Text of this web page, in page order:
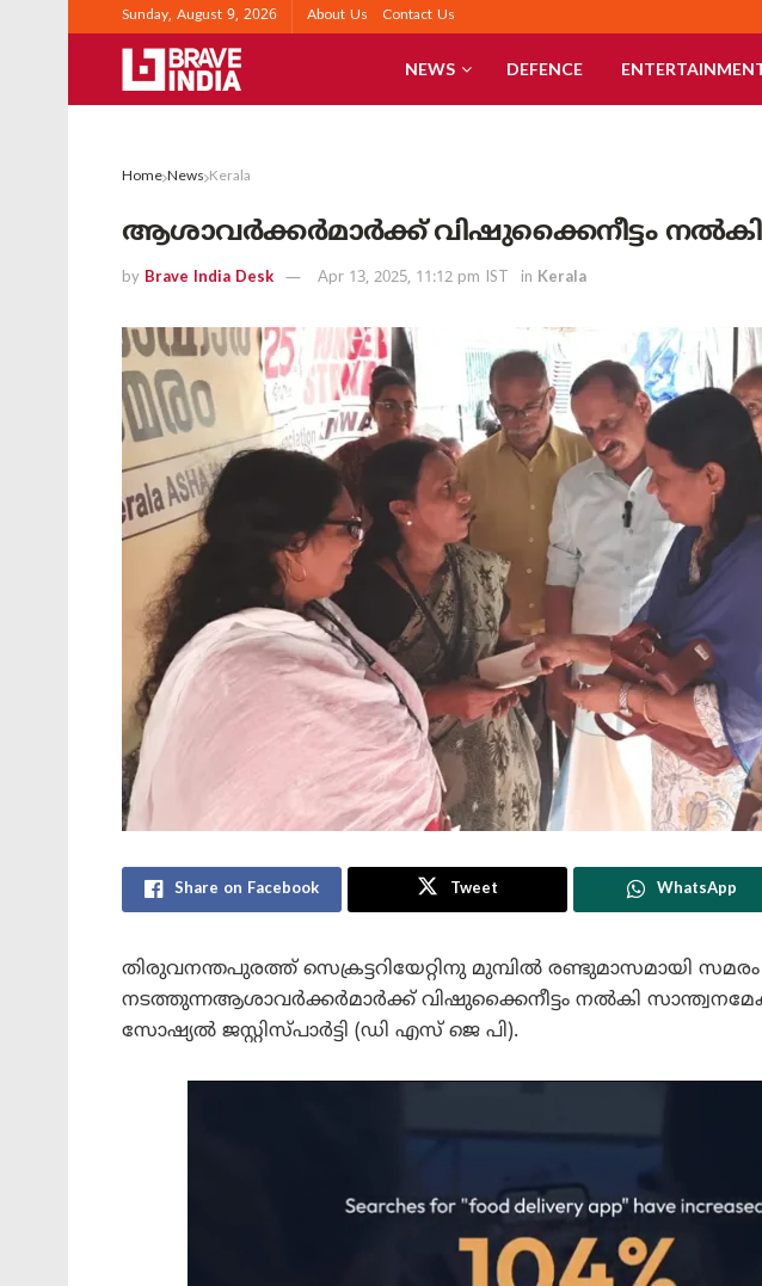
Sunday, August 9, 2026 About Us Contact Us
NEWS DEFENCE
Home News Kerala
ആശാവർക്കർമാർക്ക് വിഷുക്കൈനീട്ടം
by Brave India Desk Apr 13, 2025, 11:12 pm IST in Kerala
Share on Facebook Tweet WhatsApp
തിരുവനന്തപുരത്ത് സെക്രട്ടറിയേറ്റിനു മുമ്പിൽ രണ്ടുമാസമായി സമരം
നടത്തുന്നആശാവർക്കർമാർക്ക് വിഷുക്കൈനീട്ടം നൽകി
സോഷ്യൽ ജസ്റ്റിസ്പാർട്ടി (ഡി എസ് ജെ പി).